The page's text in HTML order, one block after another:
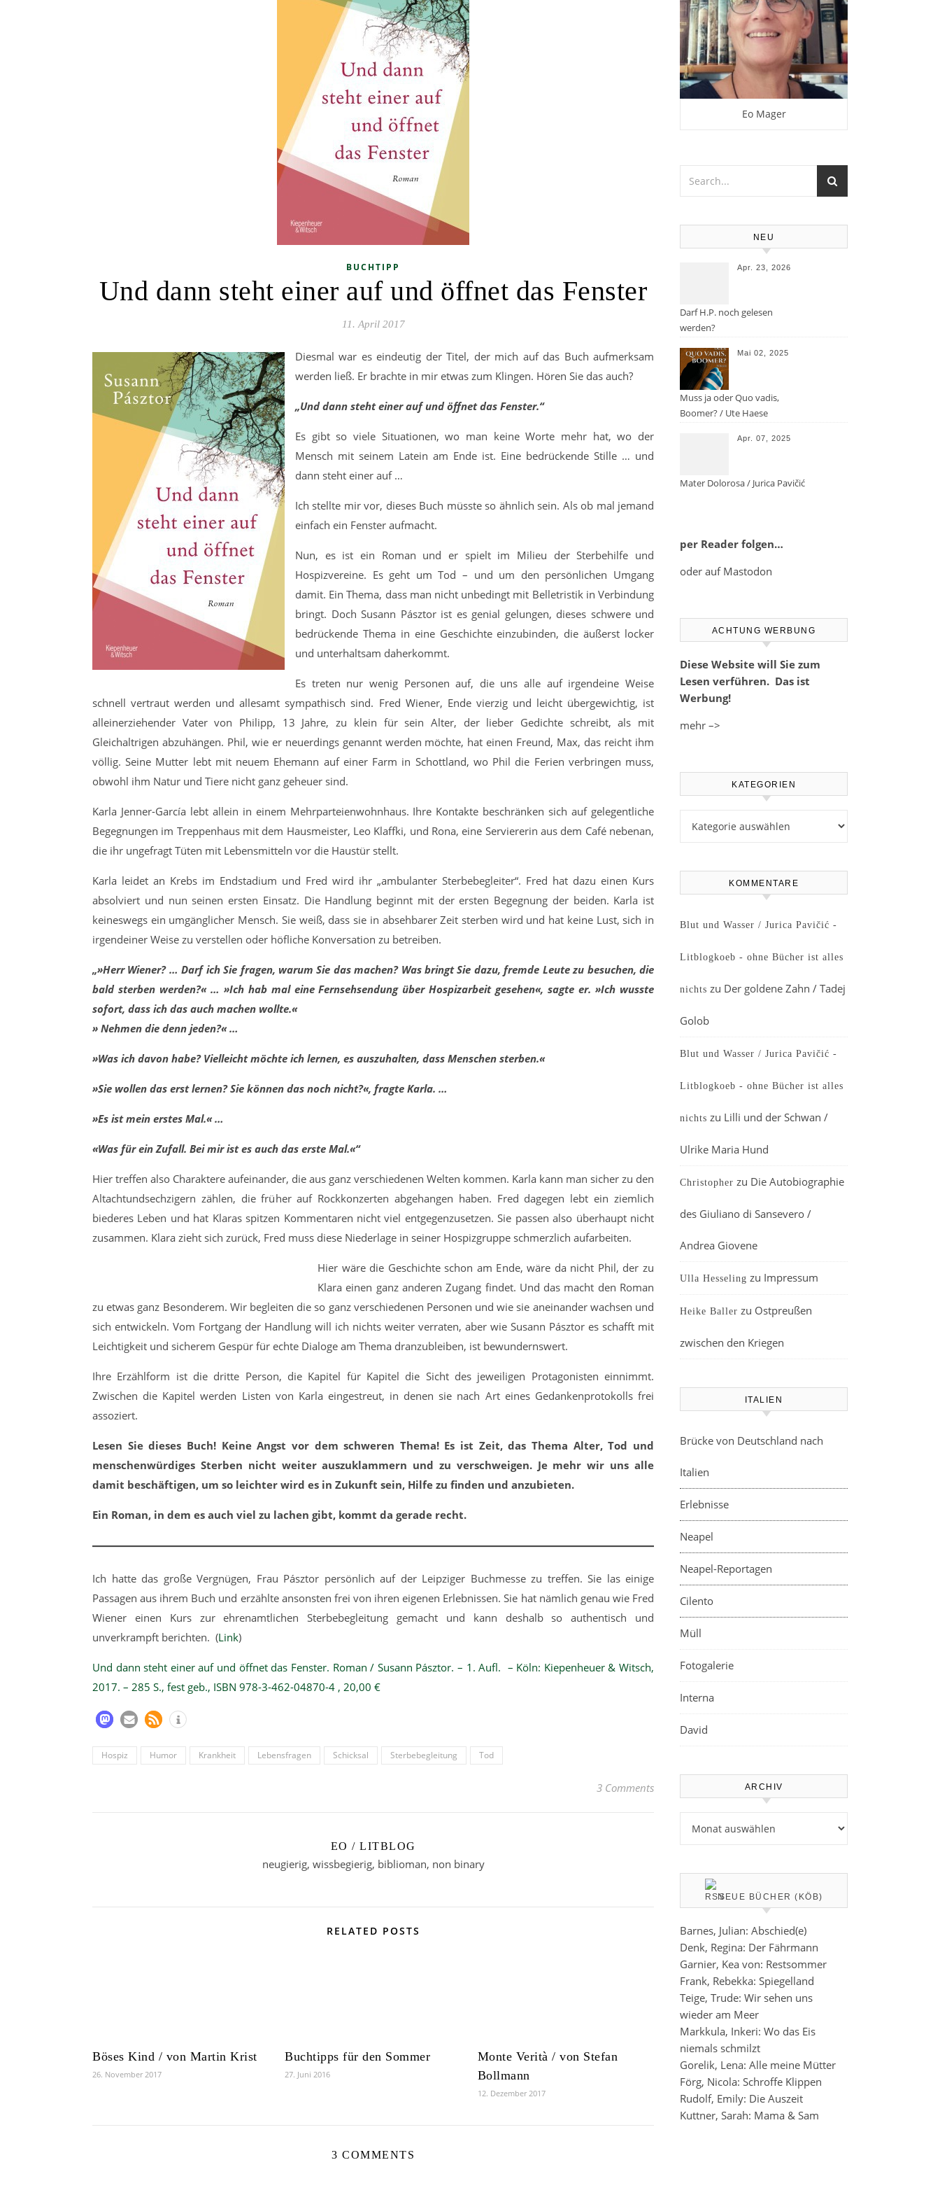
BUCHTIPP
Und dann steht einer auf und öffnet das Fenster
11. April 2017
Diesmal war es eindeutig der Titel, der mich auf das Buch aufmerksam
werden ließ. Er brachte in mir etwas zum Klingen. Hören Sie das auch?
„Und dann steht einer auf und öffnet das Fenster.“
Es gibt so viele Situationen, wo man keine Worte mehr hat, wo der
Mensch mit seinem Latein am Ende ist. Eine bedrückende Stille … und
dann steht einer auf …
Ich stellte mir vor, dieses Buch müsste so ähnlich sein. Als ob mal jemand
einfach ein Fenster aufmacht.
Nun, es ist ein Roman und er spielt im Milieu der Sterbehilfe und
Hospizvereine. Es geht um Tod – und um den persönlichen Umgang
damit. Ein Thema, dass man nicht unbedingt mit Belletristik in Verbindung
bringt. Doch Susann Pásztor ist es genial gelungen, dieses schwere und
bedrückende Thema in eine Geschichte einzubinden, die äußerst locker
und unterhaltsam daherkommt.
Es treten nur wenig Personen auf, die uns alle auf irgendeine Weise
schnell vertraut werden und allesamt sympathisch sind. Fred Wiener, Ende vierzig und leicht übergewichtig, ist
alleinerziehender Vater von Philipp, 13 Jahre, zu klein für sein Alter, der lieber Gedichte schreibt, als mit
Gleichaltrigen abzuhängen. Phil, wie er neuerdings genannt werden möchte, hat einen Freund, Max, das reicht ihm
völlig. Seine Mutter lebt mit neuem Ehemann auf einer Farm in Schottland, wo Phil die Ferien verbringen muss,
obwohl ihm Natur und Tiere nicht ganz geheuer sind.
Karla Jenner-García lebt allein in einem Mehrparteienwohnhaus. Ihre Kontakte beschränken sich auf gelegentliche
Begegnungen im Treppenhaus mit dem Hausmeister, Leo Klaffki, und Rona, eine Serviererin aus dem Café nebenan,
die ihr ungefragt Tüten mit Lebensmitteln vor die Haustür stellt.
Karla leidet an Krebs im Endstadium und Fred wird ihr „ambulanter Sterbebegleiter“. Fred hat dazu einen Kurs
absolviert und nun seinen ersten Einsatz. Die Handlung beginnt mit der ersten Begegnung der beiden. Karla ist
keineswegs ein umgänglicher Mensch. Sie weiß, dass sie in absehbarer Zeit sterben wird und hat keine Lust, sich in
irgendeiner Weise zu verstellen oder höfliche Konversation zu betreiben.
„»Herr Wiener? … Darf ich Sie fragen, warum Sie das machen? Was bringt Sie dazu, fremde Leute zu besuchen, die
bald sterben werden?« … »Ich hab mal eine Fernsehsendung über Hospizarbeit gesehen«, sagte er. »Ich wusste
sofort, dass ich das auch machen wollte.«
» Nehmen die denn jeden?« …
»Was ich davon habe? Vielleicht möchte ich lernen, es auszuhalten, dass Menschen sterben.«
»Sie wollen das erst lernen? Sie können das noch nicht?«, fragte Karla. …
»Es ist mein erstes Mal.« …
«Was für ein Zufall. Bei mir ist es auch das erste Mal.«“
Hier treffen also Charaktere aufeinander, die aus ganz verschiedenen Welten kommen. Karla kann man sicher zu den
Altachtundsechzigern zählen, die früher auf Rockkonzerten abgehangen haben. Fred dagegen lebt ein ziemlich
biederes Leben und hat Klaras spitzen Kommentaren nicht viel entgegenzusetzen. Sie passen also überhaupt nicht
zusammen. Klara zieht sich zurück, Fred muss diese Niederlage in seiner Hospizgruppe schmerzlich aufarbeiten.
Hier wäre die Geschichte schon am Ende, wäre da nicht Phil, der zu
Klara einen ganz anderen Zugang findet. Und das macht den Roman
zu etwas ganz Besonderem. Wir begleiten die so ganz verschiedenen Personen und wie sie aneinander wachsen und
sich entwickeln. Vom Fortgang der Handlung will ich nichts weiter verraten, aber wie Susann Pásztor es schafft mit
Leichtigkeit und sicherem Gespür für echte Dialoge am Thema dranzubleiben, ist bewundernswert.
Ihre Erzählform ist die dritte Person, die Kapitel für Kapitel die Sicht des jeweiligen Protagonisten einnimmt.
Zwischen die Kapitel werden Listen von Karla eingestreut, in denen sie nach Art eines Gedankenprotokolls frei
assoziert.
Lesen Sie dieses Buch! Keine Angst vor dem schweren Thema! Es ist Zeit, das Thema Alter, Tod und
menschenwürdiges Sterben nicht weiter auszuklammern und zu verschweigen. Je mehr wir uns alle
damit beschäftigen, um so leichter wird es in Zukunft sein, Hilfe zu finden und anzubieten.
Ein Roman, in dem es auch viel zu lachen gibt, kommt da gerade recht.
Ich hatte das große Vergnügen, Frau Pásztor persönlich auf der Leipziger Buchmesse zu treffen. Sie las einige
Passagen aus ihrem Buch und erzählte ansonsten frei von ihren eigenen Erlebnissen. Sie hat nämlich genau wie Fred
Wiener einen Kurs zur ehrenamtlichen Sterbebegleitung gemacht und kann deshalb so authentisch und
unverkrampft berichten. (Link)
Und dann steht einer auf und öffnet das Fenster. Roman / Susann Pásztor. – 1. Aufl. – Köln: Kiepenheuer & Witsch,
2017. – 285 S., fest geb., ISBN 978-3-462-04870-4 , 20,00 €
Hospiz Humor Krankheit Lebensfragen Schicksal Sterbebegleitung Tod
3 Comments
EO / LITBLOG
neugierig, wissbegierig, biblioman, non binary
RELATED POSTS
Böses Kind / von Martin Krist
26. November 2017
Buchtipps für den Sommer
27. Juni 2016
Monte Verità / von Stefan
Bollmann
12. Dezember 2017
3 COMMENTS
Eo Mager
NEU
Apr. 23, 2026
Darf H.P. noch gelesen
werden?
Mai 02, 2025
Muss ja oder Quo vadis,
Boomer? / Ute Haese
Apr. 07, 2025
Mater Dolorosa / Jurica Pavičić
per Reader folgen…
oder auf Mastodon
ACHTUNG WERBUNG
Diese Website will Sie zum
Lesen verführen. Das ist
Werbung!
mehr –>
KATEGORIEN
KOMMENTARE
Blut und Wasser / Jurica Pavičić -
Litblogkoeb - ohne Bücher ist alles
nichts zu Der goldene Zahn / Tadej
Golob
Blut und Wasser / Jurica Pavičić -
Litblogkoeb - ohne Bücher ist alles
nichts zu Lilli und der Schwan /
Ulrike Maria Hund
Christopher zu Die Autobiographie
des Giuliano di Sansevero /
Andrea Giovene
Ulla Hesseling zu Impressum
Heike Baller zu Ostpreußen
zwischen den Kriegen
ITALIEN
Brücke von Deutschland nach
Italien
Erlebnisse
Neapel
Neapel-Reportagen
Cilento
Müll
Fotogalerie
Interna
David
ARCHIV
NEUE BÜCHER (KÖB)
Barnes, Julian: Abschied(e)
Denk, Regina: Der Fährmann
Garnier, Kea von: Restsommer
Frank, Rebekka: Spiegelland
Teige, Trude: Wir sehen uns
wieder am Meer
Markkula, Inkeri: Wo das Eis
niemals schmilzt
Gorelik, Lena: Alle meine Mütter
Förg, Nicola: Schroffe Klippen
Rudolf, Emily: Die Auszeit
Kuttner, Sarah: Mama & Sam